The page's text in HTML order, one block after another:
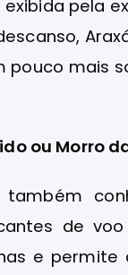
pela
pouco mais
ou Morro
também
de
e permite